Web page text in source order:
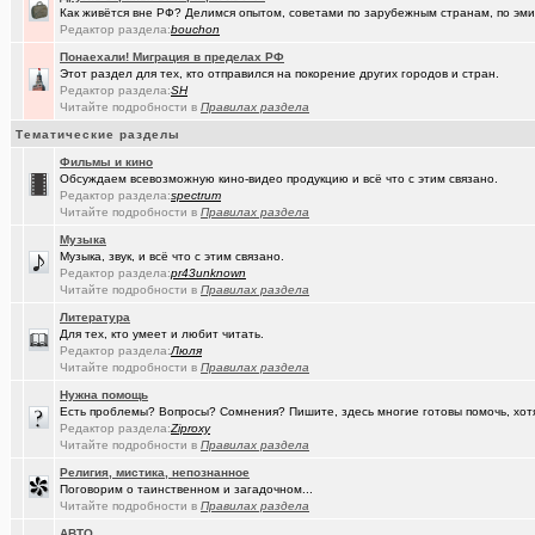
Ремонт окон ПВХ. К кому обратиться?
Индивидуальный тепловой пункт (ИТП)(Kebbos)
Ключ дверной цилиндрический сделать(Кенёша)
Пластмассовый мир победил.
ищу риэдтора(халвамес)
Консультация по конфигурации ПК(falcon)
Жилищный вопрос
Где ремонтируют Oculus Quest? (Google-M..)
Почему в городе не отключают отопление?
Какое выбрать отопление для частного дома?
механика интеллекта
Традиционный сбор памперсов для перинатального центра 2025
Самогоноварение. Кто как? (интересу..)
Как живётся вне РФ? Делимся опытом, советами по зарубежным странам, по
Редактор раздела:bouchon
Понаехали! Миграция в пределах РФ
Этот раздел для тех, кто отправился на покорение других городов и стран.
Редактор раздела:SH
Читайте подробности в Правилах раздела
Тематические разделы
Фильмы и кино
Обсуждаем всевозможную кино-видео продукцию и всё что с этим связано.
Редактор раздела:spectrum
Читайте подробности в Правилах раздела
Музыка
Музыка, звук, и всё что с этим связано.
Редактор раздела:pr43unknown
Читайте подробности в Правилах раздела
Литература
Для тех, кто умеет и любит читать.
Редактор раздела:Люля
Читайте подробности в Правилах раздела
Нужна помощь
Есть проблемы? Вопросы? Сомнения? Пишите, здесь многие готовы помочь,
Редактор раздела:Ziproxy
Читайте подробности в Правилах раздела
Религия, мистика, непознанное
Поговорим о таинственном и загадочном...
Читайте подробности в Правилах раздела